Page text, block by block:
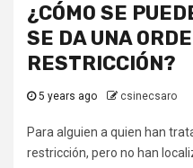
¿CÓMO SE
SE DA UNA
RESTRICCIÓN?
5 years ago csinecsaro
Para alguien a quien han
restricción, pero no han